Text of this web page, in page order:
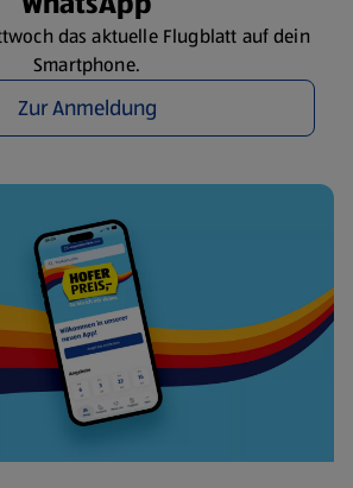
das aktuelle Flugblatt auf dein
Smartphone.
Zur Anmeldung